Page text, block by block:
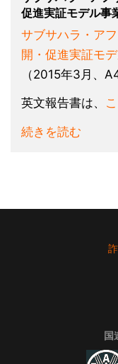
促進実証モデル
サブサハラ・ア
開・促進実証モ
（2015年3月、
英文報告書は、
続きを読む
国